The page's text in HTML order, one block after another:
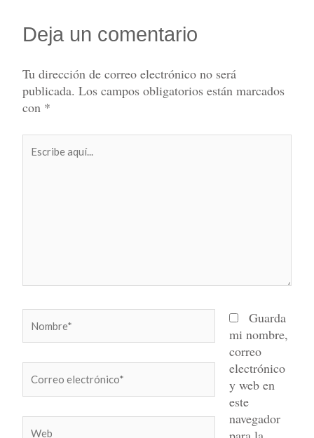
Deja un comentario
Tu dirección de correo electrónico no será
publicada. Los campos obligatorios están marcados
con *
aquí...
electrónico*
Guarda
mi nombre,
correo
electrónico
y web en
este
navegador